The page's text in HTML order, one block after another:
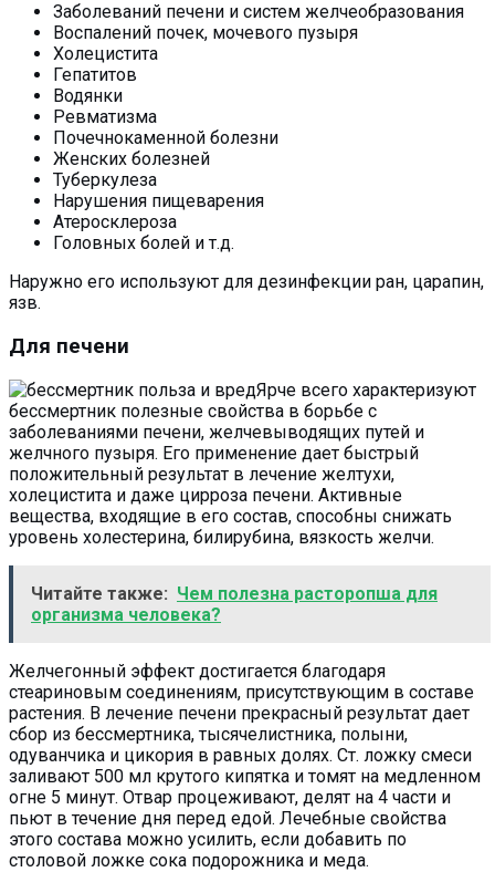
Заболеваний печени и систем желчеобразования
Воспалений почек, мочевого пузыря
Холецистита
Гепатитов
Водянки
Ревматизма
Почечнокаменной болезни
Женских болезней
Туберкулеза
Нарушения пищеварения
Атеросклероза
Головных болей и т.д.
Наружно его используют для дезинфекции ран, царапин,
язв.
Для печени
Ярче всего характеризуют
бессмертник полезные свойства в борьбе с
заболеваниями печени, желчевыводящих путей и
желчного пузыря. Его применение дает быстрый
положительный результат в лечение желтухи,
холецистита и даже цирроза печени. Активные
вещества, входящие в его состав, способны снижать
уровень холестерина, билирубина, вязкость желчи.
Читайте также: Чем полезна расторопша для
организма человека?
Желчегонный эффект достигается благодаря
стеариновым соединениям, присутствующим в составе
растения. В лечение печени прекрасный результат дает
сбор из бессмертника, тысячелистника, полыни,
одуванчика и цикория в равных долях. Ст. ложку смеси
заливают 500 мл крутого кипятка и томят на медленном
огне 5 минут. Отвар процеживают, делят на 4 части и
пьют в течение дня перед едой. Лечебные свойства
этого состава можно усилить, если добавить по
столовой ложке сока подорожника и меда.